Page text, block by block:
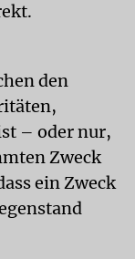
den
– oder nur,
Zweck
ein Zweck